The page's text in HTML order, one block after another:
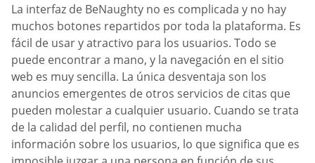
La interfaz de BeNaughty no es complicada y no hay
muchos botones repartidos por toda la plataforma. Es
fácil de usar y atractivo para los usuarios. Todo se
puede encontrar a mano, y la navegación en el sitio
web es muy sencilla. La única desventaja son los
anuncios emergentes de otros servicios de citas que
pueden molestar a cualquier usuario. Cuando se trata
de la calidad del perfil, no contienen mucha
información sobre los usuarios, lo que significa que es